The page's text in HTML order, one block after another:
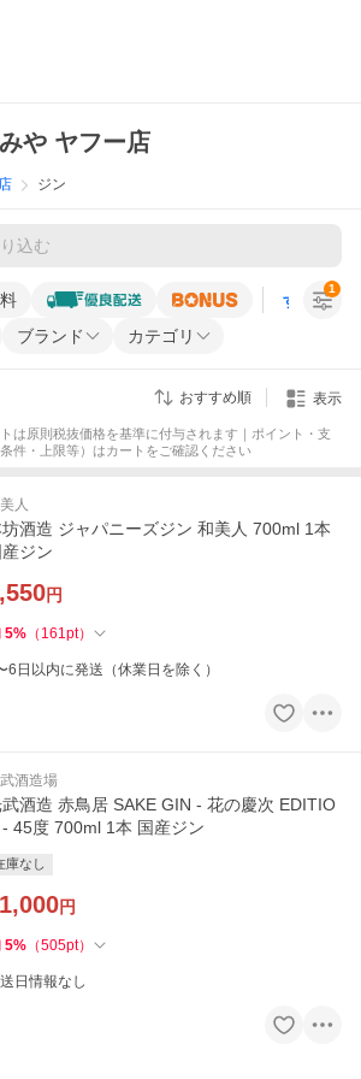
や ヤフー店
ジン
すべての条
ブランド カテゴリ
1
おすすめ順 表示
トは原則税抜価格を基準に付与されます｜ポイント・支
件・上限等）はカートをご確認ください
人
酒造 ジャパニーズジン 和美人 700ml 1本
産ジン
円
5% （ 161pt）
6日以内に発送（休業日を除く）
酒造場
酒造 赤鳥居 SAKE GIN - 花の慶次 EDITIO
- 45度 700ml 1本 国産ジン
庫なし
円
5% （505pt）
日情報なし